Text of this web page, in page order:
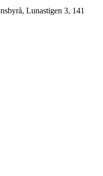
Lunastigen 3, 141